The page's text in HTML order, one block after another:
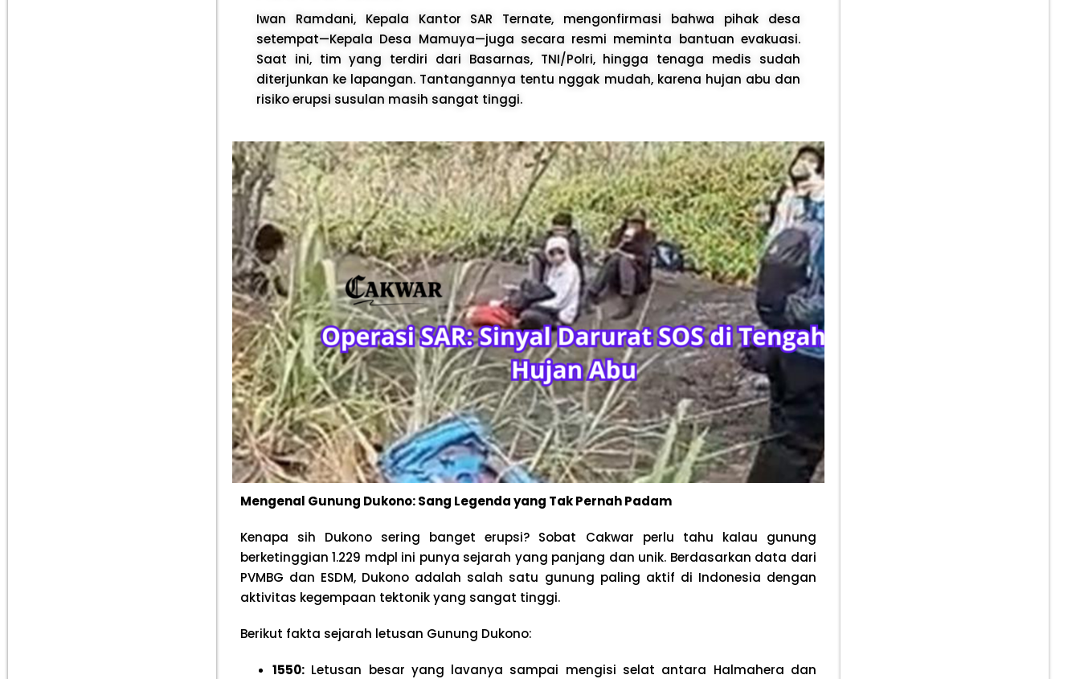
Iwan Ramdani, Kepala Kantor SAR Ternate, mengonfirmasi bahwa pihak desa
setempat—Kepala Desa Mamuya—juga secara resmi meminta bantuan evakuasi.
Saat ini, tim yang terdiri dari Basarnas, TNI/Polri, hingga tenaga medis sudah
diterjunkan ke lapangan. Tantangannya tentu nggak mudah, karena hujan abu dan
risiko erupsi susulan masih sangat tinggi.
Mengenal Gunung Dukono: Sang Legenda yang Tak Pernah Padam
Kenapa sih Dukono sering banget erupsi? Sobat Cakwar perlu tahu kalau gunung
berketinggian 1.229 mdpl ini punya sejarah yang panjang dan unik. Berdasarkan data dari
PVMBG dan ESDM, Dukono adalah salah satu gunung paling aktif di Indonesia dengan
aktivitas kegempaan tektonik yang sangat tinggi.
Berikut fakta sejarah letusan Gunung Dukono:
1550:Letusan besar yang lavanya sampai mengisi selat antara Halmahera dan